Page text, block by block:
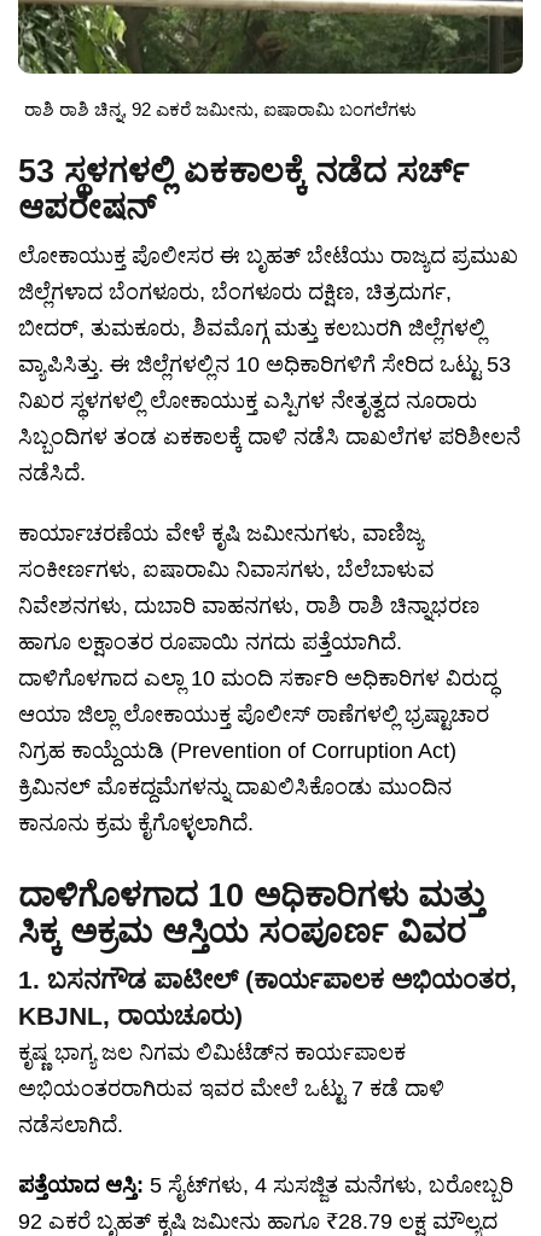
ರಾಶಿ ರಾಶಿ ಚಿನ್ನ, 92 ಎಕರೆ ಜಮೀನು, ಐಷಾರಾಮಿ ಬಂಗಲೆಗಳು
53 ಸ್ಥಳಗಳಲ್ಲಿ ಏಕಕಾಲಕ್ಕೆ ನಡೆದ ಸರ್ಚ್
ಆಪರೇಷನ್
ಲೋಕಾಯುಕ್ತ ಪೊಲೀಸರ ಈ ಬೃಹತ್ ಬೇಟೆಯು ರಾಜ್ಯದ ಪ್ರಮುಖ
ಜಿಲ್ಲೆಗಳಾದ ಬೆಂಗಳೂರು, ಬೆಂಗಳೂರು ದಕ್ಷಿಣ, ಚಿತ್ರದುರ್ಗ,
ಬೀದರ್‌, ತುಮಕೂರು, ಶಿವಮೊಗ್ಗ ಮತ್ತು ಕಲಬುರಗಿ ಜಿಲ್ಲೆಗಳಲ್ಲಿ
ವ್ಯಾಪಿಸಿತ್ತು. ಈ ಜಿಲ್ಲೆಗಳಲ್ಲಿನ 10 ಅಧಿಕಾರಿಗಳಿಗೆ ಸೇರಿದ ಒಟ್ಟು 53
ನಿಖರ ಸ್ಥಳಗಳಲ್ಲಿ ಲೋಕಾಯುಕ್ತ ಎಸ್ಪಿಗಳ ನೇತೃತ್ವದ ನೂರಾರು
ಸಿಬ್ಬಂದಿಗಳ ತಂಡ ಏಕಕಾಲಕ್ಕೆ ದಾಳಿ ನಡೆಸಿ ದಾಖಲೆಗಳ ಪರಿಶೀಲನೆ
ನಡೆಸಿದೆ.
ಕಾರ್ಯಾಚರಣೆಯ ವೇಳೆ ಕೃಷಿ ಜಮೀನುಗಳು, ವಾಣಿಜ್ಯ
ಸಂಕೀರ್ಣಗಳು, ಐಷಾರಾಮಿ ನಿವಾಸಗಳು, ಬೆಲೆಬಾಳುವ
ನಿವೇಶನಗಳು, ದುಬಾರಿ ವಾಹನಗಳು, ರಾಶಿ ರಾಶಿ ಚಿನ್ನಾಭರಣ
ಹಾಗೂ ಲಕ್ಷಾಂತರ ರೂಪಾಯಿ ನಗದು ಪತ್ತೆಯಾಗಿದೆ.
ದಾಳಿಗೊಳಗಾದ ಎಲ್ಲಾ 10 ಮಂದಿ ಸರ್ಕಾರಿ ಅಧಿಕಾರಿಗಳ ವಿರುದ್ಧ
ಆಯಾ ಜಿಲ್ಲಾ ಲೋಕಾಯುಕ್ತ ಪೊಲೀಸ್‌ ಠಾಣೆಗಳಲ್ಲಿ ಭ್ರಷ್ಟಾಚಾರ
ನಿಗ್ರಹ ಕಾಯ್ದೆಯಡಿ (Prevention of Corruption Act)
ಕ್ರಿಮಿನಲ್ ಮೊಕದ್ದಮೆಗಳನ್ನು ದಾಖಲಿಸಿಕೊಂಡು ಮುಂದಿನ
ಕಾನೂನು ಕ್ರಮ ಕೈಗೊಳ್ಳಲಾಗಿದೆ.
ದಾಳಿಗೊಳಗಾದ 10 ಅಧಿಕಾರಿಗಳು ಮತ್ತು
ಸಿಕ್ಕ ಅಕ್ರಮ ಆಸ್ತಿಯ ಸಂಪೂರ್ಣ ವಿವರ
1. ಬಸನಗೌಡ ಪಾಟೀಲ್ (ಕಾರ್ಯಪಾಲಕ ಅಭಿಯಂತರ,
KBJNL, ರಾಯಚೂರು)
ಕೃಷ್ಣ ಭಾಗ್ಯ ಜಲ ನಿಗಮ ಲಿಮಿಟೆಡ್‌ನ ಕಾರ್ಯಪಾಲಕ
ಅಭಿಯಂತರರಾಗಿರುವ ಇವರ ಮೇಲೆ ಒಟ್ಟು 7 ಕಡೆ ದಾಳಿ
ನಡೆಸಲಾಗಿದೆ.
ಪತ್ತೆಯಾದ ಆಸ್ತಿ: 5 ಸೈಟ್‌ಗಳು, 4 ಸುಸಜ್ಜಿತ ಮನೆಗಳು, ಬರೋಬ್ಬರಿ
92 ಎಕರೆ ಬೃಹತ್ ಕೃಷಿ ಜಮೀನು ಹಾಗೂ ₹28.79 ಲಕ್ಷ ಮೌಲ್ಯದ